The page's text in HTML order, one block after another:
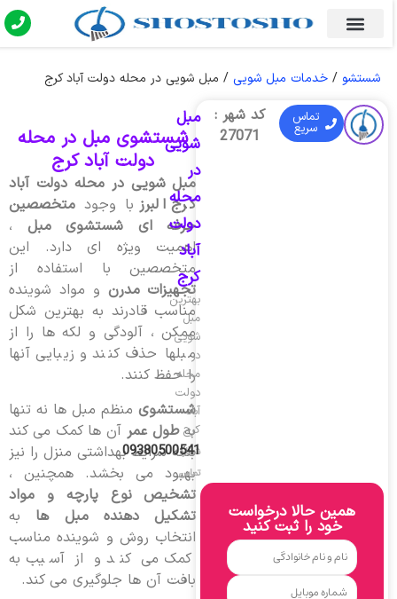
شستشو/ خدمات مبل شویی/ مبل شویی در محله دولت آباد کرج
شستشوی مبل در محله
دولت آباد کرج
مبل شویی در محله دولت آباد
کرج البرز با وجود متخصصین
حرفه ای شستشوی مبل
اهمیت ویژه ای دارد. این
متخصصین با استفاده از
تجهیزات مدرنو مواد شوینده
مناسب قادرند به بهترین شکل
ممکن ، آلودگی و لکه ها را از
مبلها حذف کنند و زیبایی آنها
را حفظ کنند.
شستشویمنظم مبل ها نه تنها
بهطول عمرآن ها کمک می کند
بلکه شرایط بهداشتی منزل را نیز
بهبود می بخشد. همچنین ،
تشخیص نوع پارچه و مواد
تشکیل دهنده مبل هابه
انتخاب روش و شوینده مناسب
کمک می کند و از آسیب به
بافت آن ها جلوگیری می کند.
تماس
سریع
کد شهر :
27071
مبل
شویی
در
محله
دولت
آباد
کرج
بهترین
مبل
شویی
در
محله
دولت
آباد
کرج
شماره
تماس
09380500541
همین حالا درخواست
خود را ثبت کنید